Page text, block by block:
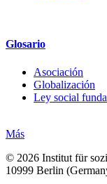
Glosario
Asociación
Globalización
Ley social
Más
© 2026 Institut für
10999 Berlin